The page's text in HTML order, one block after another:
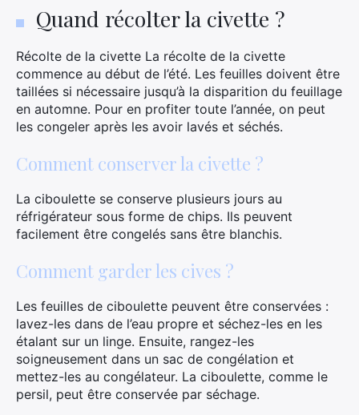
Quand récolter la civette ?
Récolte de la civette La récolte de la civette
commence au début de l’été. Les feuilles doivent être
taillées si nécessaire jusqu’à la disparition du feuillage
en automne. Pour en profiter toute l’année, on peut
les congeler après les avoir lavés et séchés.
Comment conserver la civette ?
La ciboulette se conserve plusieurs jours au
réfrigérateur sous forme de chips. Ils peuvent
facilement être congelés sans être blanchis.
Comment garder les cives ?
Les feuilles de ciboulette peuvent être conservées :
lavez-les dans de l’eau propre et séchez-les en les
étalant sur un linge. Ensuite, rangez-les
soigneusement dans un sac de congélation et
mettez-les au congélateur. La ciboulette, comme le
persil, peut être conservée par séchage.
Rechercher
: